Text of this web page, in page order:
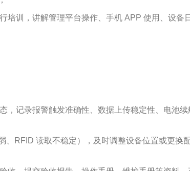
培训，讲解管理平台操作、手机 APP 使用、设备
，记录报警触发准确性、数据上传稳定性、电池续
、RFID 读取不稳定），及时调整设备位置或更换